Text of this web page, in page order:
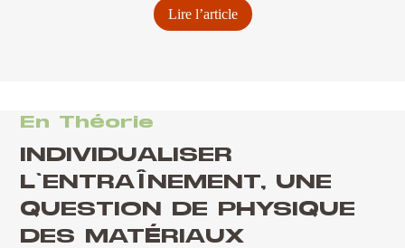
Lire l’article
En Théorie
INDIVIDUALISER
L’ENTRAÎNEMENT, UNE
QUESTION DE PHYSIQUE
DES MATÉRIAUX